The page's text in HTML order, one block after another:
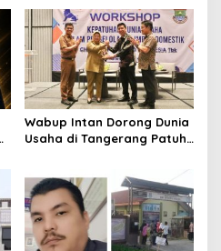
Wabup Intan Dorong Dunia
Usaha di Tangerang Patuh